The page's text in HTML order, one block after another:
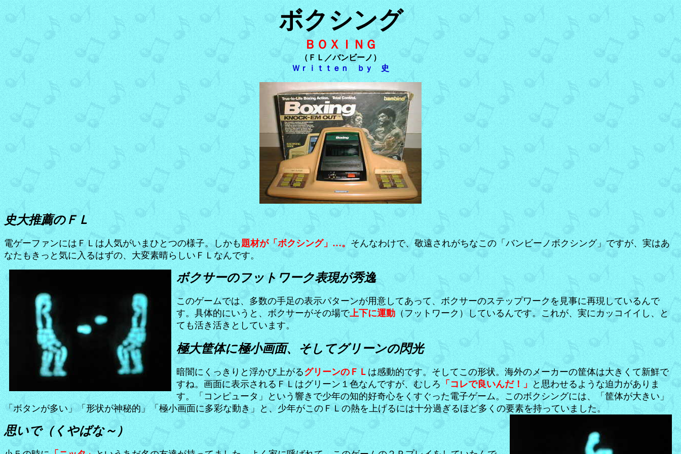
ボクシング
ＢＯＸＩＮＧ
（ＦＬ／バンビーノ）
Ｗｒｉｔｔｅｎ ｂｙ 史
史大推薦のＦＬ
電ゲーファンにはＦＬは人気がいまひとつの様子。しかも題材が「ボクシング」…。そんなわけで、敬遠されがちなこの「バンビーノボクシング」ですが、実はあ
なたもきっと気に入るはずの、大変素晴らしいＦＬなんです。
ボクサーのフットワーク表現が秀逸
このゲームでは、多数の手足の表示パターンが用意してあって、ボクサーのステップワークを見事に再現しているんで
す。具体的にいうと、ボクサーがその場で上下に運動（フットワーク）しているんです。これが、実にカッコイイし、と
ても活き活きとしています。
極大筐体に極小画面、そしてグリーンの閃光
暗闇にくっきりと浮かび上がるグリーンのＦＬは感動的です。そしてこの形状。海外のメーカーの筐体は大きくて新鮮で
すね。画面に表示されるＦＬはグリーン１色なんですが、むしろ「コレで良いんだ！」と思わせるような迫力がありま
す。「コンピュータ」という響きで少年の知的好奇心をくすぐった電子ゲーム。このボクシングには、「筐体が大きい」
「ボタンが多い」「形状が神秘的」「極小画面に多彩な動き」と、少年がこのＦＬの熱を上げるには十分過ぎるほど多くの要素を持っていました。
思いで（くやばな～）